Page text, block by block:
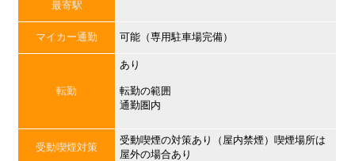
最寄駅
マイカー通勤 可能（専用駐車場完備）
転勤
あり
転勤の範囲
通勤圏内
受動喫煙対策
受動喫煙の対策あり（屋内禁煙）喫煙場所は
屋外の場合あり